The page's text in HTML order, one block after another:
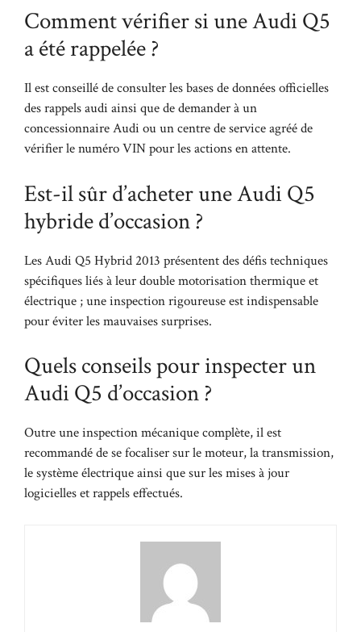
Comment vérifier si une Audi Q5
a été rappelée ?
Il est conseillé de consulter les bases de données officielles
des rappels audi ainsi que de demander à un
concessionnaire Audi ou un centre de service agréé de
vérifier le numéro VIN pour les actions en attente.
Est-il sûr d’acheter une Audi Q5
hybride d’occasion ?
Les Audi Q5 Hybrid 2013 présentent des défis techniques
spécifiques liés à leur double motorisation thermique et
électrique ; une inspection rigoureuse est indispensable
pour éviter les mauvaises surprises.
Quels conseils pour inspecter un
Audi Q5 d’occasion ?
Outre une inspection mécanique complète, il est
recommandé de se focaliser sur le moteur, la transmission,
le système électrique ainsi que sur les mises à jour
logicielles et rappels effectués.